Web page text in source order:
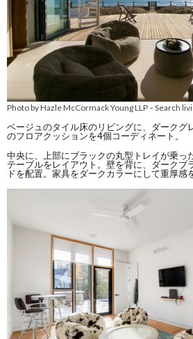
Photo by Hazle McCormack Young LLP–Search
ベージュのタイル床のリビングに、ダークグ
のフロアクッションを4個コーディネート。
中央に、上部にブラックの丸型トレイが乗っ
テーブルをレイアウト。壁を背に、ダークブ
ドを配置。家具をダークカラーにして重厚感